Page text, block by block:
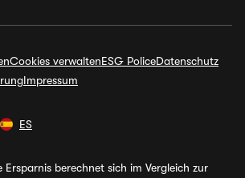
Cookies verwaltenESG PoliceDatenschutz
Impressum
ES
berechnet sich im Vergleich zur